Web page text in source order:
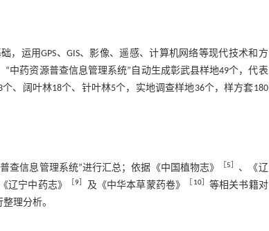
运用GPS、GIS、影像、遥感、计算机网络等现代技术和方
中药资源普查信息管理系统”自动生成彰武县样地49个，代表
、阔叶林18个、针叶林5个，实地调查样地36个，样方套180
查信息管理系统”进行汇总；依据《中国植物志》 ［5
、《辽
辽宁中药志》 ［9 及《中华本草蒙药卷》 10］ 等相关书籍对
理分析。